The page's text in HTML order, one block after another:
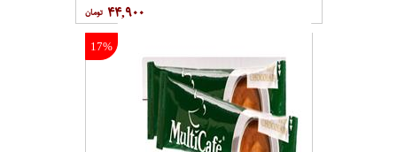
۴۴,۹۰۰
17%